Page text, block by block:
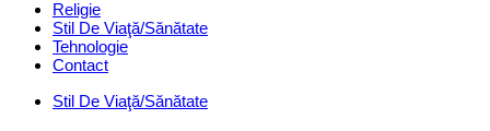
Religie
Stil De Viaţă/Sănătate
Tehnologie
Contact
CategoriesStil De Viaţă/Sănătate